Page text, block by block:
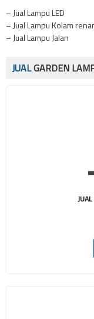
– Jual Lampu LED
– Jual Lampu Kolam
– Jual Lampu Jalan
JUALGARDEN